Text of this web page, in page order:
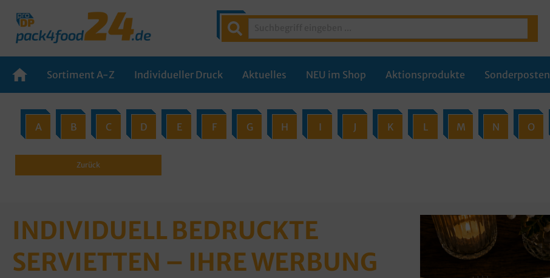
Sortiment A-Z Individueller Druck Aktuelles NEU im Shop Aktionsprodukte Sonderposten
A B C D E F G H I J K L M N O
Zurück
INDIVIDUELL BEDRUCKTE
SERVIETTEN – IHRE WERBUNG